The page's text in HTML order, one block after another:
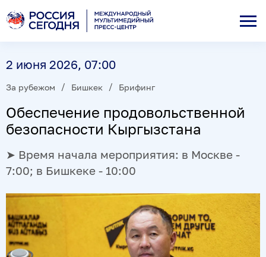
2 июня 2026, 07:00
За рубежом Бишкек Брифинг
Обеспечение продовольственной
безопасности Кыргызстана
➤ Время начала мероприятия: в Москве -
7:00; в Бишкеке - 10:00